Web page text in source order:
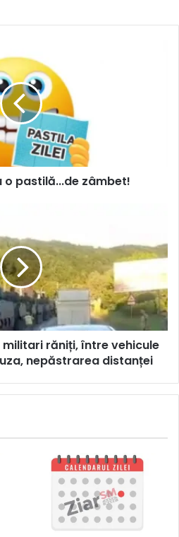
o pastilă...de zâmbet!
militari răniți, între vehicule
nepăstrarea distanței